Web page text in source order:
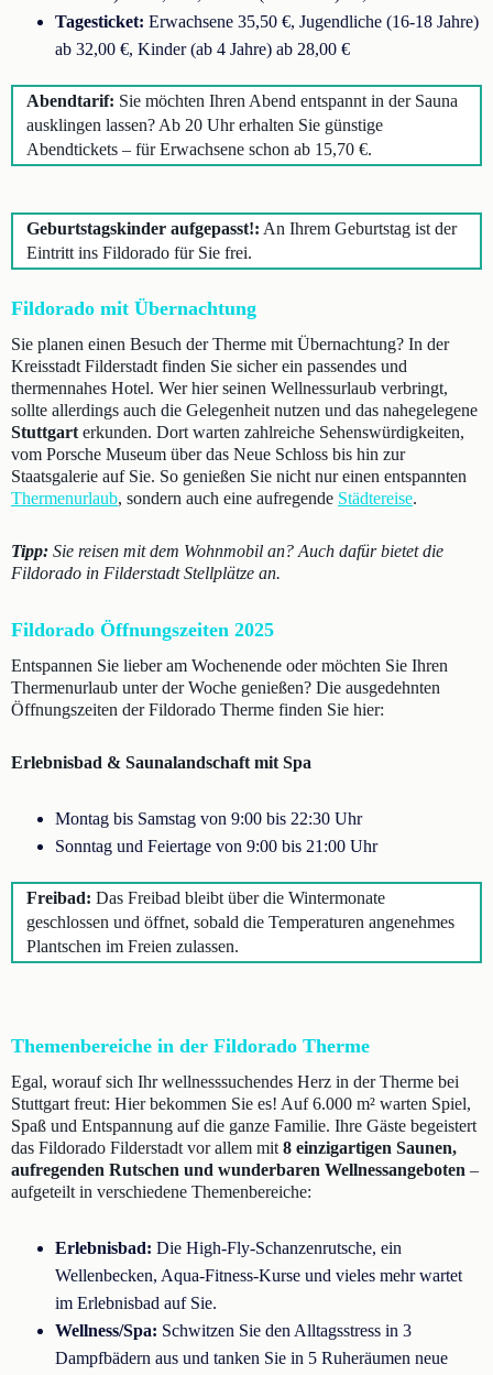
Tagesticket: Erwachsene 35,50 €, Jugendliche (16-18 Jahre)
ab 32,00 €, Kinder (ab 4 Jahre) ab 28,00 €
Abendtarif: Sie möchten Ihren Abend entspannt in der Sauna
ausklingen lassen? Ab 20 Uhr erhalten Sie günstige
Abendtickets – für Erwachsene schon ab 15,70 €.
Geburtstagskinder aufgepasst!: An Ihrem Geburtstag ist der
Eintritt ins Fildorado für Sie frei.
Fildorado mit Übernachtung
Sie planen einen Besuch der Therme mit Übernachtung? In der
Kreisstadt Filderstadt finden Sie sicher ein passendes und
thermennahes Hotel. Wer hier seinen Wellnessurlaub verbringt,
sollte allerdings auch die Gelegenheit nutzen und das nahegelegene
Stuttgart erkunden. Dort warten zahlreiche Sehenswürdigkeiten,
vom Porsche Museum über das Neue Schloss bis hin zur
Staatsgalerie auf Sie. So genießen Sie nicht nur einen entspannten
Thermenurlaub, sondern auch eine aufregende Städtereise.
Tipp: Sie reisen mit dem Wohnmobil an? Auch dafür bietet die
Fildorado in Filderstadt Stellplätze an.
Fildorado Öffnungszeiten 2025
Entspannen Sie lieber am Wochenende oder möchten Sie Ihren
Thermenurlaub unter der Woche genießen? Die ausgedehnten
Öffnungszeiten der Fildorado Therme finden Sie hier:
Erlebnisbad & Saunalandschaft mit Spa
Montag bis Samstag von 9:00 bis 22:30 Uhr
Sonntag und Feiertage von 9:00 bis 21:00 Uhr
Freibad: Das Freibad bleibt über die Wintermonate
geschlossen und öffnet, sobald die Temperaturen angenehmes
Plantschen im Freien zulassen.
Themenbereiche in der Fildorado Therme
Egal, worauf sich Ihr wellnesssuchendes Herz in der Therme bei
Stuttgart freut: Hier bekommen Sie es! Auf 6.000 m² warten Spiel,
Spaß und Entspannung auf die ganze Familie. Ihre Gäste begeistert
das Fildorado Filderstadt vor allem mit 8 einzigartigen Saunen,
aufregenden Rutschen und wunderbaren Wellnessangeboten –
aufgeteilt in verschiedene Themenbereiche:
Erlebnisbad: Die High-Fly-Schanzenrutsche, ein
Wellenbecken, Aqua-Fitness-Kurse und vieles mehr wartet
im Erlebnisbad auf Sie.
Wellness/Spa: Schwitzen Sie den Alltagsstress in 3
Dampfbädern aus und tanken Sie in 5 Ruheräumen neue